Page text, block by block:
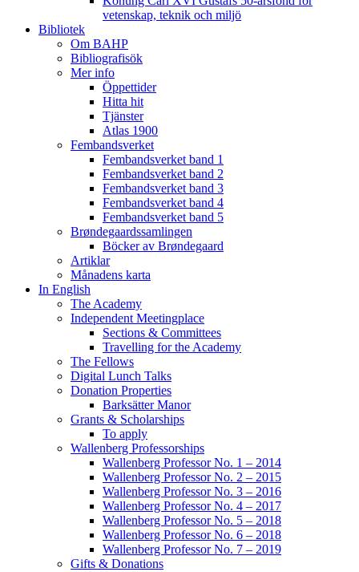
vetenskap, teknik och miljö
Bibliotek
Om BAHP
Bibliografisök
Mer info
Öppettider
Hitta hit
Tjänster
Atlas 1900
Fembandsverket
Fembandsverket band 1
Fembandsverket band 2
Fembandsverket band 3
Fembandsverket band 4
Fembandsverket band 5
Brøndegaardssamlingen
Böcker av Brøndegaard
Artiklar
Månadens karta
In English
The Academy
Independent Meetingplace
Sections & Committees
Travelling for the Academy
The Fellows
Digital Lunch Talks
Donation Properties
Barksätter Manor
Grants & Scholarships
To apply
Wallenberg Professorships
Wallenberg Professor No. 1 – 2014
Wallenberg Professor No. 2 – 2015
Wallenberg Professor No. 3 – 2016
Wallenberg Professor No. 4 – 2017
Wallenberg Professor No. 5 – 2018
Wallenberg Professor No. 6 – 2018
Wallenberg Professor No. 7 – 2019
Gifts & Donations